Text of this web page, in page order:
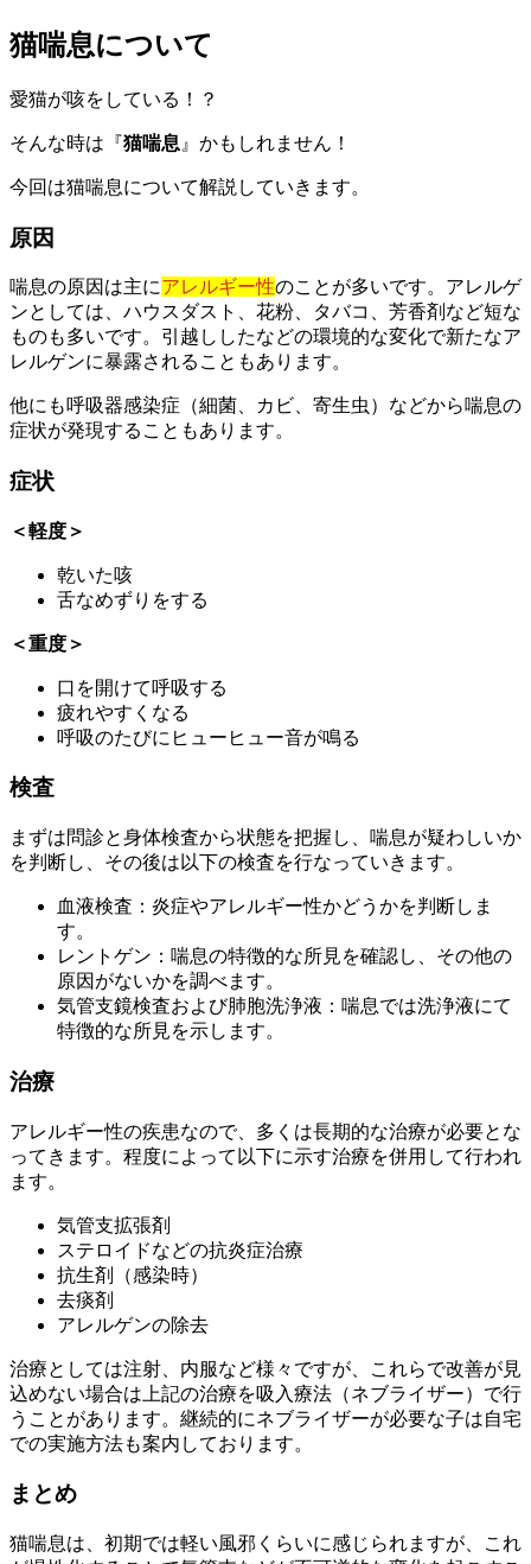
猫喘息について
愛猫が咳をしている！？
そんな時は『猫喘息 』かもしれません！
今回は猫喘息について解説していきます。
原因
喘息の原因は主にアレルギー性のことが多いです。アレルゲ
ンとしては、ハウスダスト、花粉、タバコ、芳香剤など短な
ものも多いです。引越ししたなどの環境的な変化で新たなア
レルゲンに暴露されることもあります。
他にも呼吸器感染症（細菌、カビ、寄生虫）などから喘息の
症状が発現することもあります。
症状
＜軽度＞
乾いた咳
舌なめずりをする
＜重度＞
口を開けて呼吸する
疲れやすくなる
呼吸のたびにヒューヒュー音が鳴る
検査
まずは問診と身体検査から状態を把握し、喘息が疑わしいか
を判断し、その後は以下の検査を行なっていきます。
血液検査：炎症やアレルギー性かどうかを判断しま
す。
レントゲン：喘息の特徴的な所見を確認し、その他の
原因がないかを調べます。
気管支鏡検査および肺胞洗浄液：喘息では洗浄液にて
特徴的な所見を示します。
治療
アレルギー性の疾患なので、多くは長期的な治療が必要とな
ってきます。程度によって以下に示す治療を併用して行われ
ます。
気管支拡張剤
ステロイドなどの抗炎症治療
抗生剤（感染時）
去痰剤
アレルゲンの除去
治療としては注射、内服など様々ですが、これらで改善が見
込めない場合は上記の治療を吸入療法（ネブライザー）で行
うことがあります。継続的にネブライザーが必要な子は自宅
での実施方法も案内しております。
まとめ
猫喘息は、初期では軽い風邪くらいに感じられますが、これ